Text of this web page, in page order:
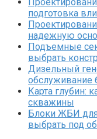
подготовка
надежную
Подъемные
выбрать
Дизельный
обслуживание
Карта глубин:
скважины
Блоки ЖБИ
выбрать под